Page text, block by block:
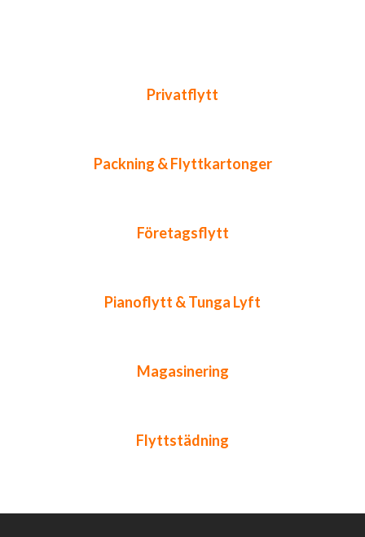
Privatflytt
Packning & Flyttkartonger
Företagsflytt
Pianoflytt & Tunga Lyft
Magasinering
Flyttstädning